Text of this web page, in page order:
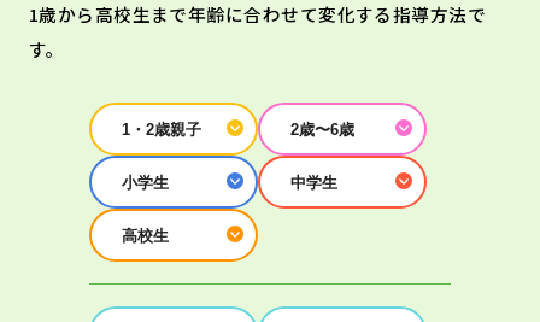
1歳から高校生まで年齢に合わせて変化する指導方法で
す。
1・2歳親子 2歳〜6歳
小学生 中学生
高校生